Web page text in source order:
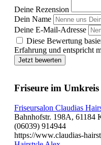
Deine Rezension
Dein Name
Deine E-Mail-Adresse
Diese Bewertung
Erfahrung und entspricht
Jetzt bewerten
Friseure im
Friseursalon Claudias
Bahnhofstr. 198A, 61184
(06039) 914944
https://www.claudias-